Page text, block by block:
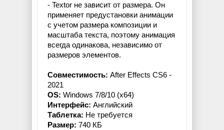
- Textor не зависит от размера. Он
применяет предустановки анимации
с учетом размера композиции и
масштаба текста, поэтому анимация
всегда одинакова, независимо от
размеров элементов.
Совместимость: After Effects CS6 -
2021
OS: Windows 7/8/10 (x64)
Интерфейс: Английский
Таблетка: Не требуется
Размер: 740 КБ